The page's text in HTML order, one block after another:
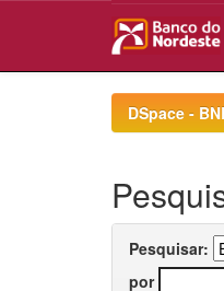
DSpace -
Pesquisar:
por